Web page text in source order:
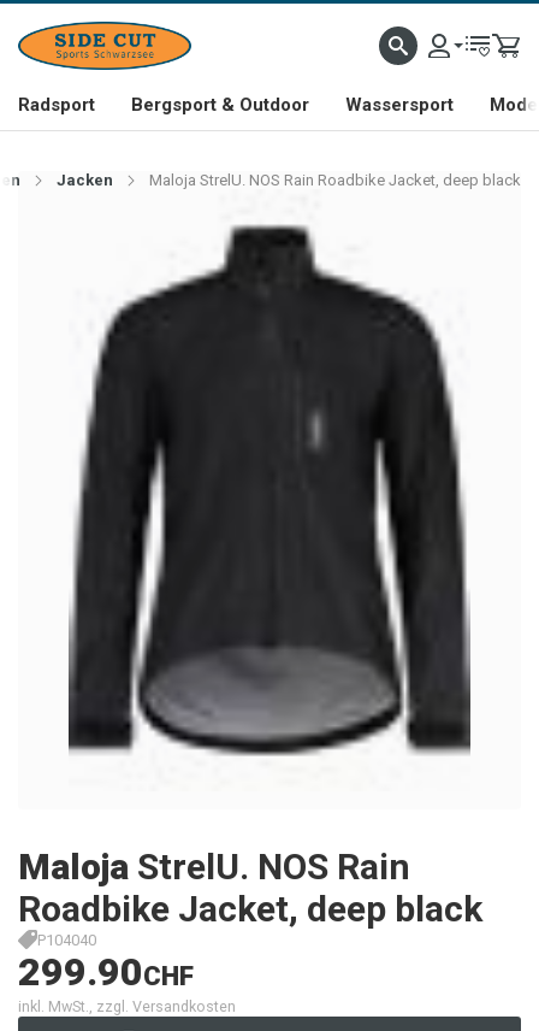
Radsport Bergsport & Outdoor Wassersport
Jacken Maloja StrelU. NOS Rain Roadbike Jacket, deep black
Maloja StrelU. NOS Rain
Roadbike Jacket, deep black
P104040
299.90CHF
inkl. MwSt., zzgl. Versandkosten